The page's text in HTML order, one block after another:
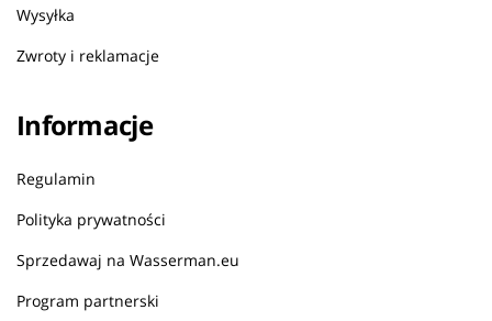
Wysyłka
Zwroty i reklamacje
Informacje
Regulamin
Polityka prywatności
Sprzedawaj na Wasserman.eu
Program partnerski